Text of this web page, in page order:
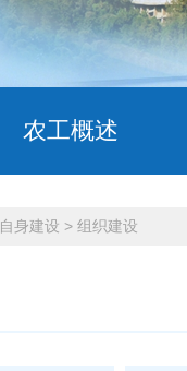
农工概述
自身建设 > 组织建设